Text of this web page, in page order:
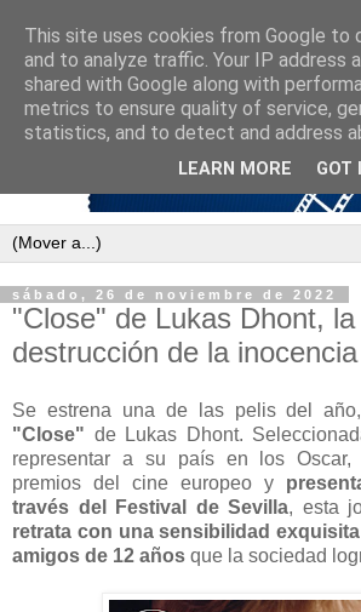
sábado, 26 de noviembre de 2022
"Close" de Lukas Dhont,
destrucción de la inocencia
Se estrena una de las pelis del
"Close" de Lukas Dhont.
representar a su país en los Oscar,
premios del cine europeo y
través del Festival de Sevilla, esta
retrata con una sensibilidad
amigos de 12 años que la sociedad
This site uses cookies from Google to
and to analyze traffic. Your IP address
shared with Google along with
metrics to ensure quality of service,
statistics, and to detect and address
LEARN MORE GOT